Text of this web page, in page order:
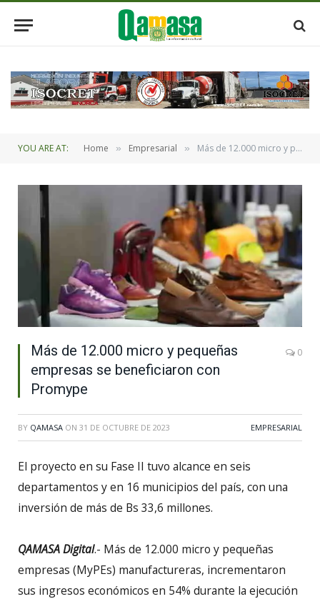
YOU ARE AT: Home » Empresarial » Más de 12.000 micro y pequeñas empresas se beneficiaron con Promype
Más de 12.000 micro y pequeñas
empresas se beneficiaron con
Promype
0
BY QAMASA ON 31 DE OCTUBRE DE 2023 EMPRESARIAL
El proyecto en su Fase II tuvo alcance en seis
departamentos y en 16 municipios del país, con una
inversión de más de Bs 33,6 millones.
QAMASA Digital.- Más de 12.000 micro y pequeñas
empresas (MyPEs) manufactureras, incrementaron
sus ingresos económicos en 54% durante la ejecución